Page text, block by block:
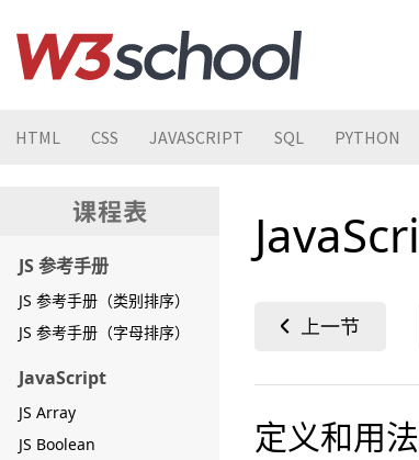
HTML CSS JAVASCRIPT SQL PYTHON
JS 参考手册
JS 参考手册（类别排序）
JS 参考手册（字母排序）
JavaScript
JS Array
JS Boolean
定义和用法